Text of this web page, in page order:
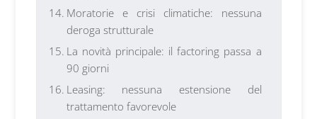
Moratorie e crisi climatiche: nessuna
deroga strutturale
La novità principale: il factoring passa a
90 giorni
Leasing: nessuna estensione del
trattamento favorevole